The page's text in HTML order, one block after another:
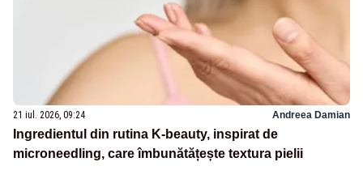
21 iul. 2026, 09:24 Andreea Damian
Ingredientul din rutina K-beauty, inspirat de
microneedling, care îmbunătățește textura pielii